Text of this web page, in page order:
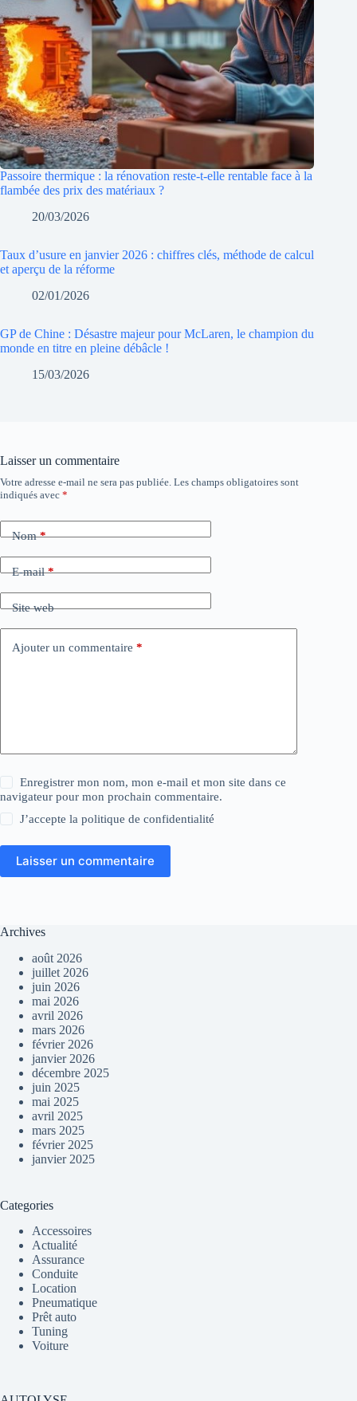
Passoire thermique : la rénovation reste-t-elle rentable face à la
flambée des prix des matériaux ?
20/03/2026
Taux d’usure en janvier 2026 : chiffres clés, méthode de calcul
et aperçu de la réforme
02/01/2026
GP de Chine : Désastre majeur pour McLaren, le champion du
monde en titre en pleine débâcle !
15/03/2026
Laisser un commentaire
Votre adresse e-mail ne sera pas publiée. Les champs obligatoires sont
indiqués avec *
Nom*
E-mail*
Site web
Ajouter un commentaire *
Enregistrer mon nom, mon e-mail et mon site dans ce
navigateur pour mon prochain commentaire.
J’accepte lapolitique de confidentialité
Laisser un commentaire
Archives
août 2026
juillet 2026
juin 2026
mai 2026
avril 2026
mars 2026
février 2026
janvier 2026
décembre 2025
juin 2025
mai 2025
avril 2025
mars 2025
février 2025
janvier 2025
Categories
Accessoires
Actualité
Assurance
Conduite
Location
Pneumatique
Prêt auto
Tuning
Voiture